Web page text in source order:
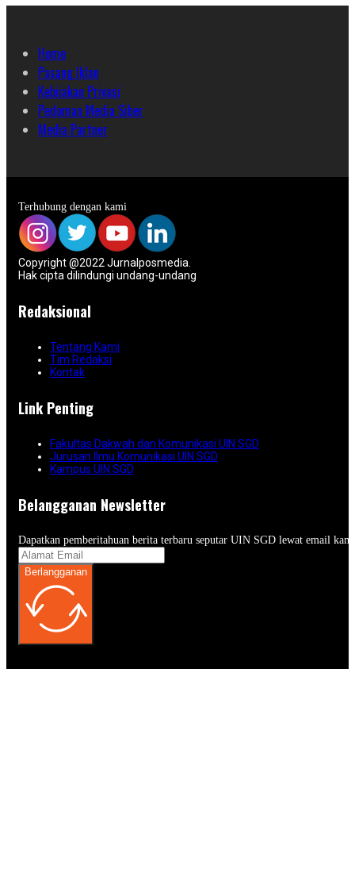
Home
Pasang Iklan
Kebijakan Privasi
Pedoman Media Siber
Media Partner
Terhubung dengan kami
Copyright @2022 Jurnalposmedia.
Hak cipta dilindungi undang-undang
Redaksional
Tentang Kami
Tim Redaksi
Kontak
Link Penting
Fakultas Dakwah dan Komunikasi UIN SGD
Jurusan Ilmu Komunikasi UIN SGD
Kampus UIN SGD
Belangganan Newsletter
Dapatkan pemberitahuan berita terbaru seputar UIN SGD lewat email
Berlangganan